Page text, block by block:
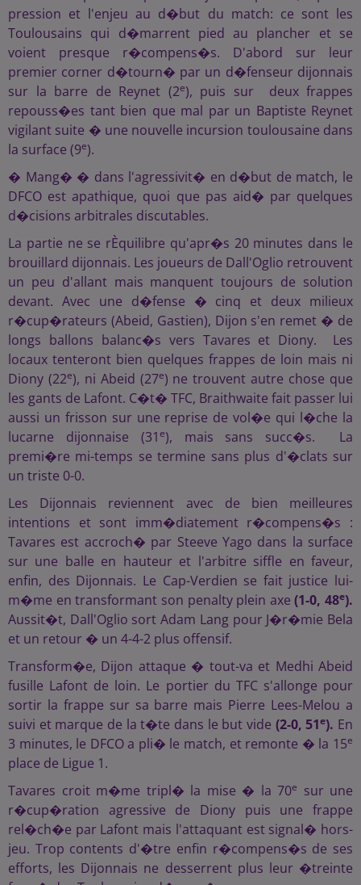
pression et l'enjeu au d�but du match: ce sont les
Toulousains qui d�marrent pied au plancher et se
voient presque r�compens�s. D'abord sur leur
premier corner d�tourn� par un d�fenseur dijonnais
sur la barre de Reynet (2e), puis sur deux frappes
repouss�es tant bien que mal par un Baptiste Reynet
vigilant suite � une nouvelle incursion toulousaine dans
la surface (9e).
� Mang� � dans l'agressivit� en d�but de match, le
DFCO est apathique, quoi que pas aid� par quelques
d�cisions arbitrales discutables.
La partie ne se rÈquilibre qu'apr�s 20 minutes dans le
brouillard dijonnais. Les joueurs de Dall'Oglio retrouvent
un peu d'allant mais manquent toujours de solution
devant. Avec une d�fense � cinq et deux milieux
r�cup�rateurs (Abeid, Gastien), Dijon s'en remet � de
longs ballons balanc�s vers Tavares et Diony. Les
locaux tenteront bien quelques frappes de loin mais ni
Diony (22e), ni Abeid (27e) ne trouvent autre chose que
les gants de Lafont. C�t� TFC, Braithwaite fait passer lui
aussi un frisson sur une reprise de vol�e qui l�che la
lucarne dijonnaise (31e), mais sans succ�s. La
premi�re mi-temps se termine sans plus d'�clats sur
un triste 0-0.
Les Dijonnais reviennent avec de bien meilleures
intentions et sont imm�diatement r�compens�s :
Tavares est accroch� par Steeve Yago dans la surface
sur une balle en hauteur et l'arbitre siffle en faveur,
enfin, des Dijonnais. Le Cap-Verdien se fait justice lui-
m�me en transformant son penalty plein axe(1-0, 48e).
Aussit�t, Dall'Oglio sort Adam Lang pour J�r�mie Bela
et un retour � un 4-4-2 plus offensif.
Transform�e, Dijon attaque � tout-va et Medhi Abeid
fusille Lafont de loin. Le portier du TFC s'allonge pour
sortir la frappe sur sa barre mais Pierre Lees-Melou a
suivi et marque de la t�te dans le but vide (2-0, 51e). En
3 minutes, le DFCO a pli� le match, et remonte � la 15e
place de Ligue 1.
Tavares croit m�me tripl� la mise � la 70e sur une
r�cup�ration agressive de Diony puis une frappe
rel�ch�e par Lafont mais l'attaquant est signal� hors-
jeu. Trop contents d'�tre enfin r�compens�s de ses
efforts, les Dijonnais ne desserrent plus leur �treinte